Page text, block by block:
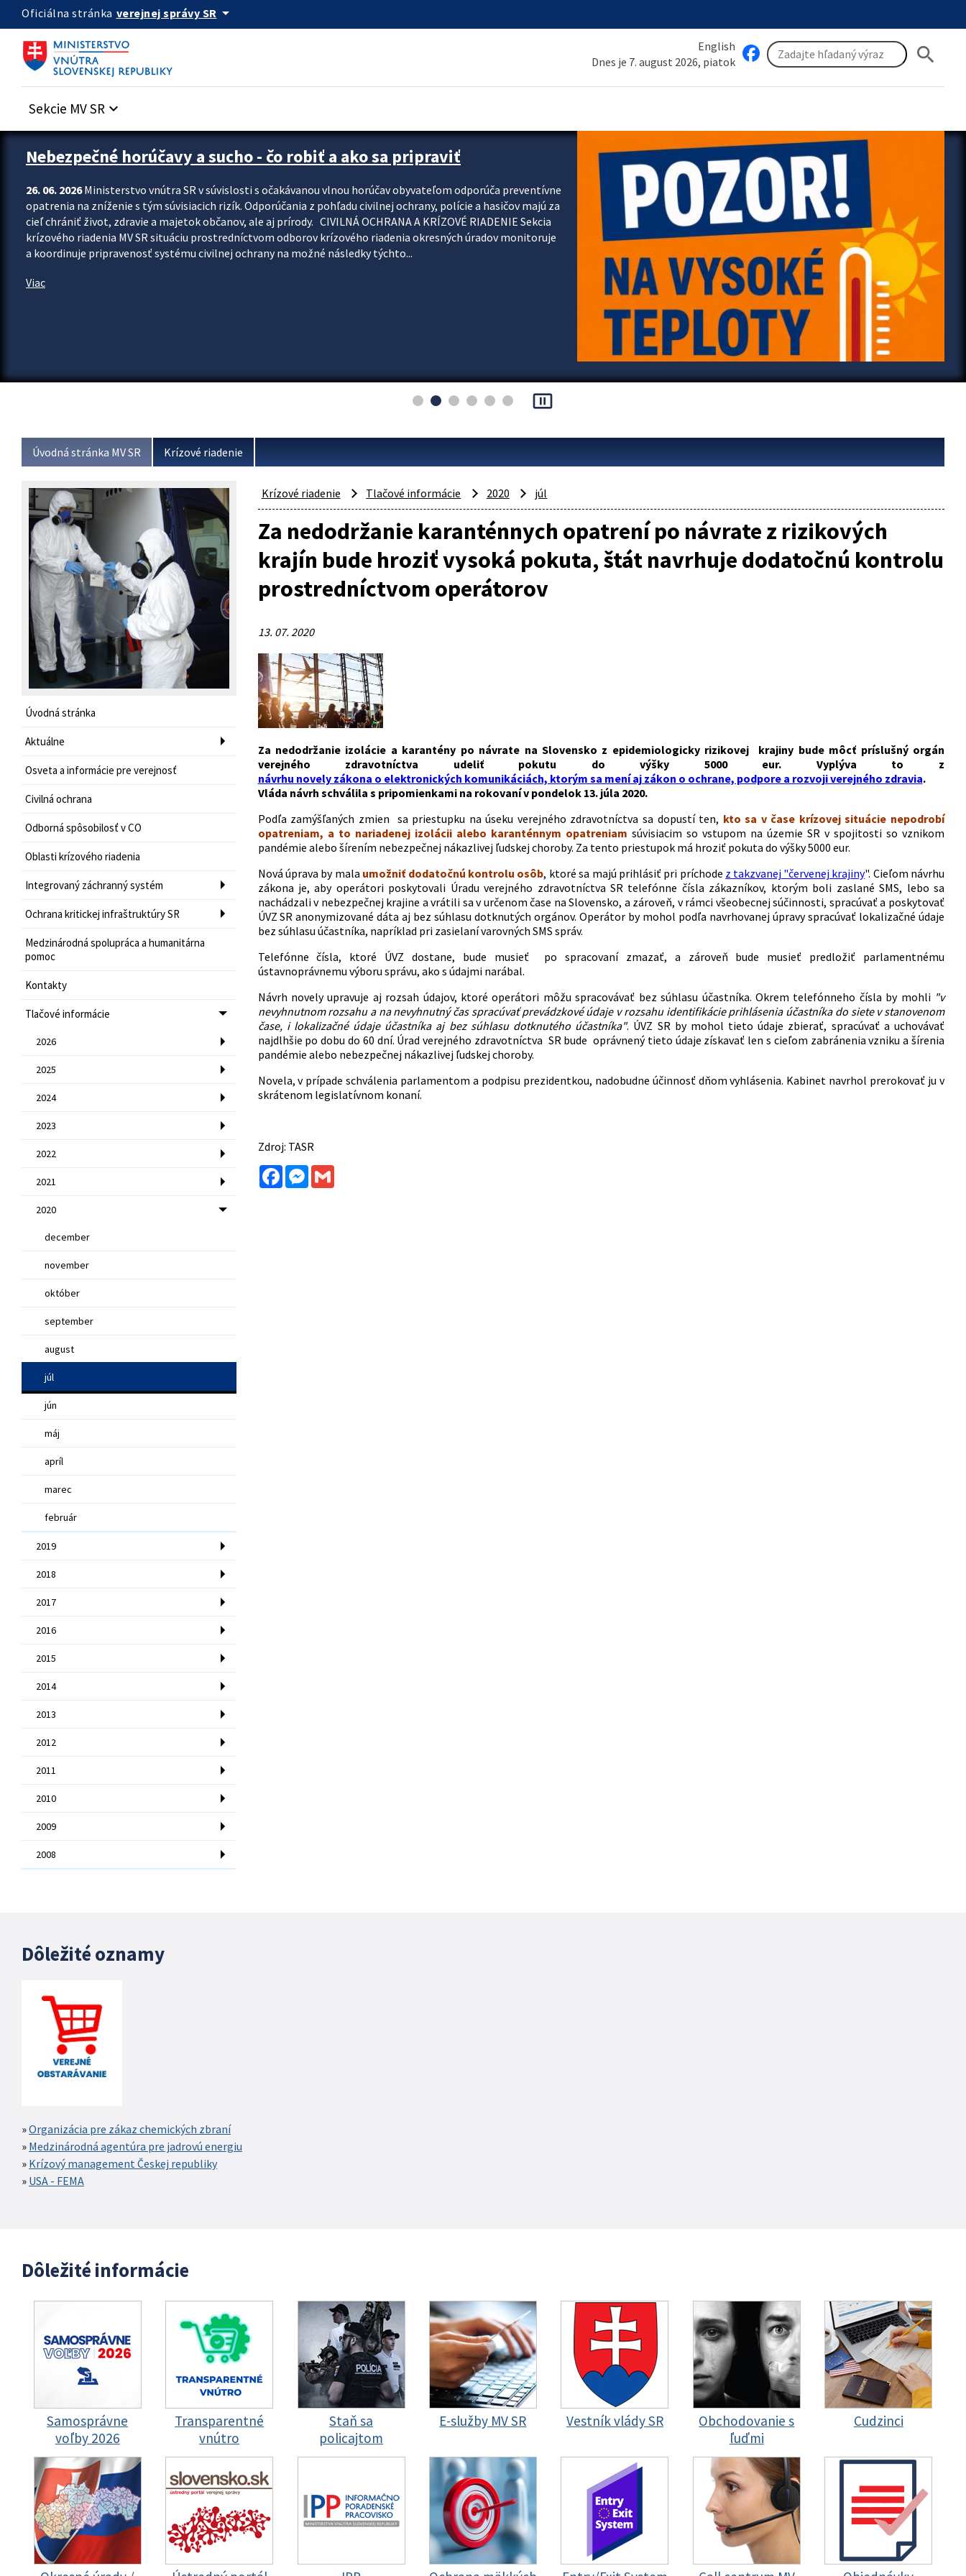
Preskocit na hlavný obsah
Oficiálna stránka verejnej správy SR arrow_drop_down
English
Dnes je 7. august 2026, piatok
search
Sekcie MV SR keyboard_arrow_down
Zastavit automatický posun upútavok
Nebezpečné horúčavy a sucho - čo robiť a ako sa pripraviť
26. 06. 2026Ministerstvo vnútra SR v súvislosti s očakávanou vlnou horúčav obyvateľom odporúča preventívne
opatrenia na zníženie s tým súvisiacich rizík. Odporúčania z pohľadu civilnej ochrany, polície a hasičov majú za
cieľ chrániť život, zdravie a majetok občanov, ale aj prírody. CIVILNÁ OCHRANA A KRÍZOVÉ RIADENIE Sekcia
krízového riadenia MV SR situáciu prostredníctvom odborov krízového riadenia okresných úradov monitoruje
a koordinuje pripravenosť systému civilnej ochrany na možné následky týchto...
Viac
pause_presentation
Úvodná stránka MV SR Krízové riadenie
Úvodná stránka
Aktuálne
Osveta a informácie pre verejnosť
Civilná ochrana
Odborná spôsobilosť v CO
Oblasti krízového riadenia
Integrovaný záchranný systém
Ochrana kritickej infraštruktúry SR
Medzinárodná spolupráca a humanitárna
pomoc
Kontakty
Tlačové informácie
2026
2025
2024
2023
2022
2021
2020
december
november
október
september
august
júl
jún
máj
apríl
marec
február
2019
2018
2017
2016
2015
2014
2013
2012
2011
2010
2009
2008
Krízové riadenie Tlačové informácie 2020 júl
Za nedodržanie karanténnych opatrení po návrate z rizikových
krajín bude hroziť vysoká pokuta, štát navrhuje dodatočnú kontrolu
prostredníctvom operátorov
13. 07. 2020
Za nedodržanie izolácie a karantény po návrate na Slovensko z epidemiologicky rizikovej krajiny bude môcť príslušný orgán
verejného zdravotníctva udeliť pokutu do výšky 5000 eur. Vyplýva to z
návrhu novely zákona o elektronických komunikáciách, ktorým sa mení aj zákon o ochrane, podpore a rozvoji verejného zdravia.
Vláda návrh schválila s pripomienkami na rokovaní v pondelok 13. júla 2020.
Podľa zamýšľaných zmien sa priestupku na úseku verejného zdravotníctva sa dopustí ten, kto sa v čase krízovej situácie nepodrobí
opatreniam, a to nariadenej izolácii alebo karanténnym opatreniam súvisiacim so vstupom na územie SR v spojitosti so vznikom
pandémie alebo šírením nebezpečnej nákazlivej ľudskej choroby. Za tento priestupok má hroziť pokuta do výšky 5000 eur.
Nová úprava by mala umožniť dodatočnú kontrolu osôb, ktoré sa majú prihlásiť pri príchode z takzvanej "červenej krajiny". Cieľom návrhu
zákona je, aby operátori poskytovali Úradu verejného zdravotníctva SR telefónne čísla zákazníkov, ktorým boli zaslané SMS, lebo sa
nachádzali v nebezpečnej krajine a vrátili sa v určenom čase na Slovensko, a zároveň, v rámci všeobecnej súčinnosti, spracúvať a poskytovať
ÚVZ SR anonymizované dáta aj bez súhlasu dotknutých orgánov. Operátor by mohol podľa navrhovanej úpravy spracúvať lokalizačné údaje
bez súhlasu účastníka, napríklad pri zasielaní varovných SMS správ.
Telefónne čísla, ktoré ÚVZ dostane, bude musieť po spracovaní zmazať, a zároveň bude musieť predložiť parlamentnému
ústavnoprávnemu výboru správu, ako s údajmi narábal.
Návrh novely upravuje aj rozsah údajov, ktoré operátori môžu spracovávať bez súhlasu účastníka. Okrem telefónneho čísla by mohli "v
nevyhnutnom rozsahu a na nevyhnutný čas spracúvať prevádzkové údaje v rozsahu identifikácie prihlásenia účastníka do siete v stanovenom
čase, i lokalizačné údaje účastníka aj bez súhlasu dotknutého účastníka". ÚVZ SR by mohol tieto údaje zbierať, spracúvať a uchovávať
najdlhšie po dobu do 60 dní. Úrad verejného zdravotníctva SR bude oprávnený tieto údaje získavať len s cieľom zabránenia vzniku a šírenia
pandémie alebo nebezpečnej nákazlivej ľudskej choroby.
Novela, v prípade schválenia parlamentom a podpisu prezidentkou, nadobudne účinnosť dňom vyhlásenia. Kabinet navrhol prerokovať ju v
skrátenom legislatívnom konaní.
Zdroj: TASR
FacebookMessenger
Gmail
Dôležité oznamy
Organizácia pre zákaz chemických zbraní
Medzinárodná agentúra pre jadrovú energiu
Krízový management Českej republiky
USA - FEMA
Dôležité informácie
Samosprávne
voľby 2026
Transparentné
vnútro
Staň sa
policajtom
E-služby MV SR Vestník vlády SR
Obchodovanie s
ľuďmi
Cudzinci